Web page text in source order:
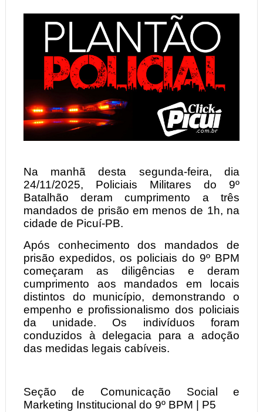
Na manhã desta segunda-feira, dia
24/11/2025, Policiais Militares do 9º
Batalhão deram cumprimento a três
mandados de prisão em menos de 1h, na
cidade de Picuí-PB.
Após conhecimento dos mandados de
prisão expedidos, os policiais do 9º BPM
começaram as diligências e deram
cumprimento aos mandados em locais
distintos do município, demonstrando o
empenho e profissionalismo dos policiais
da unidade. Os indivíduos foram
conduzidos à delegacia para a adoção
das medidas legais cabíveis.
Seção de Comunicação Social e
Marketing Institucional do 9º BPM | P5